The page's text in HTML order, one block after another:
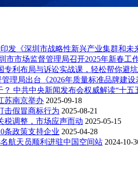
发《深圳市战略性新兴产业集群和
市场监督管理局召开2025年新春工
专利布局与诉讼实战课，轻松帮你避
理局出台《2026年质量标准品牌建设
？ 中共中央新闻发布会权威解读“十五
苏南京举办 2025-09-18
击假冒商标行为 2025-08-21
税调整，市场应声而动 2025-05-15
条政策支持企业 2025-04-28
航天员顺利进驻中国空间站 2024-10-